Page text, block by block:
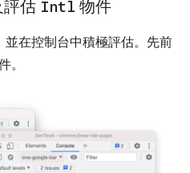
評估 Intl 物件
在控制台中積極評估。先前
。